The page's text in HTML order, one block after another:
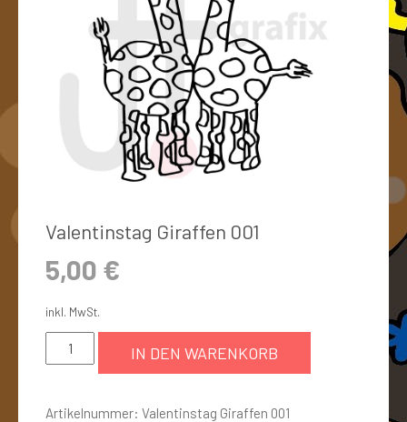
Valentinstag Giraffen 001
5,00 €
inkl. MwSt.
IN DEN WARENKORB
Artikelnummer: Valentinstag Giraffen 001